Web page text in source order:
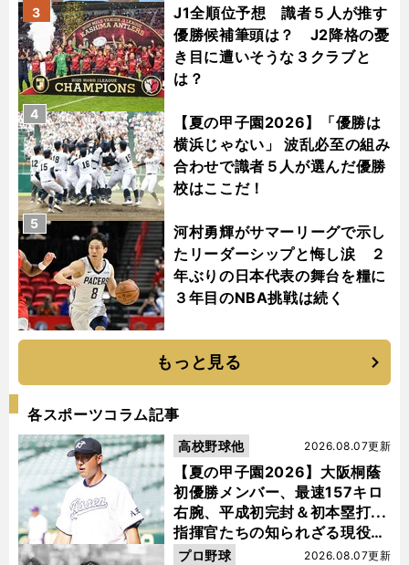
J1全順位予想 識者５人が推す
優勝候補筆頭は？ J2降格の憂
き目に遭いそうな３クラブと
は？
3
【夏の甲子園2026】「優勝は
横浜じゃない」 波乱必至の組み
合わせで識者５人が選んだ優勝
校はここだ！
4
河村勇輝がサマーリーグで示し
たリーダーシップと悔し涙 ２
年ぶりの日本代表の舞台を糧に
３年目のNBA挑戦は続く
5
もっと見る
各スポーツコラム記事
【夏の甲子園2026】大阪桐蔭
初優勝メンバー、最速157キロ
右腕、平成初完封＆初本塁打...
指揮官たちの知られざる現役時
代
2026.08.07更新
高校野球他
2026.08.07更新
プロ野球